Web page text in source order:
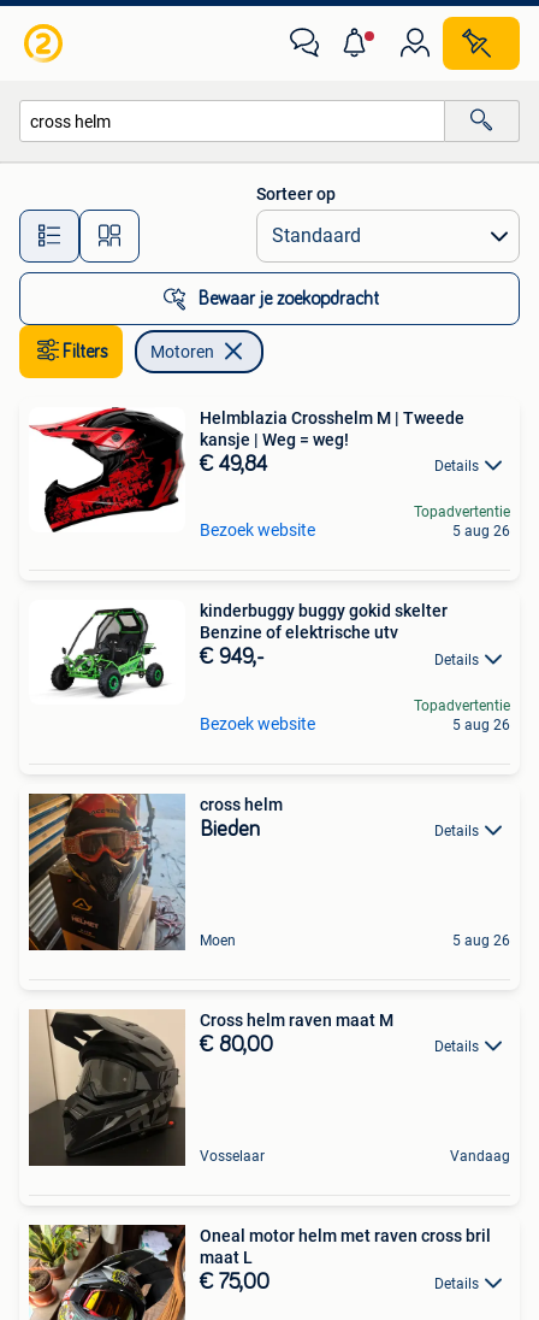
Alle afstanden…
Sorteer op
Bewaar je zoekopdracht
Filters Motoren
Helmblazia Crosshelm M | Tweede
kansje | Weg = weg!
€ 49,84 Details
Bezoek website
Topadvertentie
5 aug 26
kinderbuggy buggy gokid skelter
Benzine of elektrische utv
€ 949,- Details
Bezoek website
Topadvertentie
5 aug 26
cross helm
Bieden Details
Moen 5 aug 26
Cross helm raven maat M
€ 80,00 Details
Vosselaar Vandaag
Oneal motor helm met raven cross bril
maat L
€ 75,00 Details